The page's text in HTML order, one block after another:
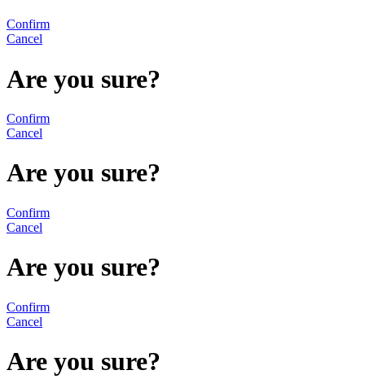
Confirm
Cancel
Are you sure?
Confirm
Cancel
Are you sure?
Confirm
Cancel
Are you sure?
Confirm
Cancel
Are you sure?